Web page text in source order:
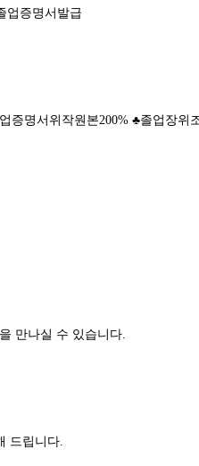
업증명서발급
증명서위작원본200% ♣졸업장위
만나실 수 있습니다.
드립니다.